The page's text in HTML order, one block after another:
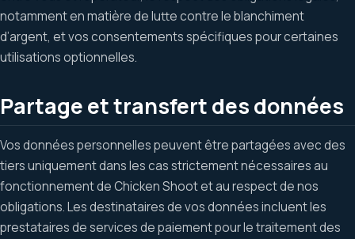
notamment en matière de lutte contre le blanchiment
d’argent, et vos consentements spécifiques pour certaines
utilisations optionnelles.
Partage et transfert des données
Vos données personnelles peuvent être partagées avec des
tiers uniquement dans les cas strictement nécessaires au
fonctionnement de Chicken Shoot et au respect de nos
obligations. Les destinataires de vos données incluent les
prestataires de services de paiement pour le traitement des